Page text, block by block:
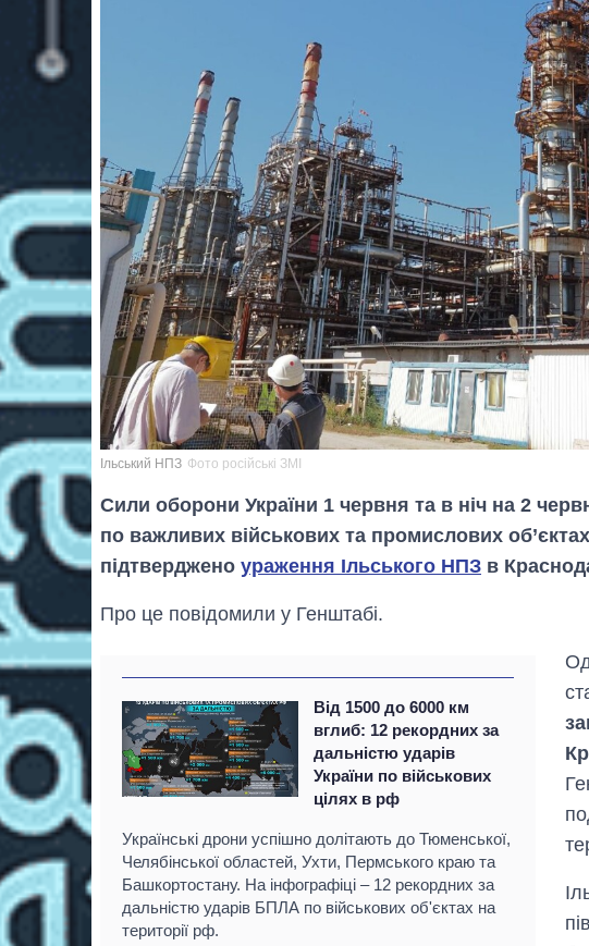
Ільський НПЗ Фото російські ЗМІ
Сили оборони України 1 червня та в ніч на 2
по важливих військових та промислових
підтверджено ураження Ільського НПЗ в
Про це повідомили у Генштабі.
Від 1500 до 6000 км
вглиб: 12 рекордних за
дальністю ударів
України по військових
цілях в рф
Українські дрони успішно долітають до Тюменської,
Челябінської областей, Ухти, Пермського краю та
Башкортостану. На інфографіці – 12 рекордних за
дальністю ударів БПЛА по військових об'єктах на
території рф.